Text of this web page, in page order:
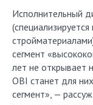
Исполнительный
сегмент
лет не открывает
OBI станет для
сегмент», —